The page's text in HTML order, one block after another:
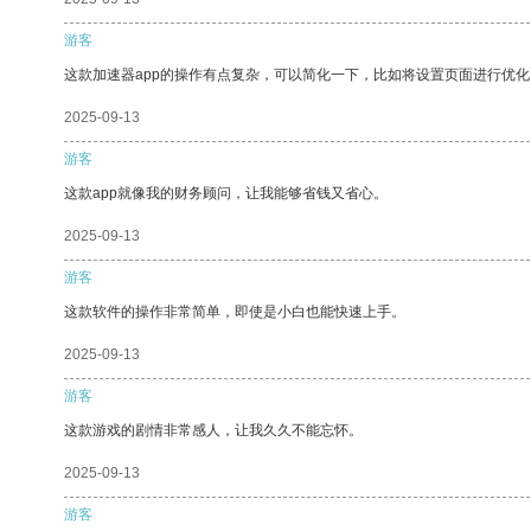
游客
这款加速器app的操作有点复杂，可以简化一下，比如将设置页面进行优
2025-09-13
游客
这款app就像我的财务顾问，让我能够省钱又省心。
2025-09-13
游客
这款软件的操作非常简单，即使是小白也能快速上手。
2025-09-13
游客
这款游戏的剧情非常感人，让我久久不能忘怀。
2025-09-13
游客